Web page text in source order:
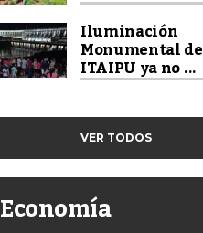
Iluminación
Monumental de
ITAIPU ya no ...
VER TODOS
Economía